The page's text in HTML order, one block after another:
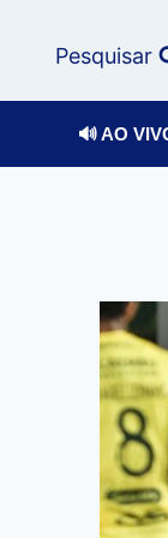
Pesquisar
🔊 AO